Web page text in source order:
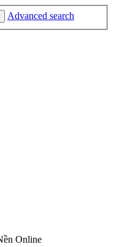
Advanced search
Online